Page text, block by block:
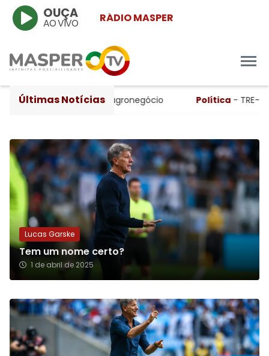
RÁDIO MASPER
OUÇA
AO VIVO
Últimas Notícias
da queda no agronegócio Política - TRE-RS abre
Lucas Garske
Tem um nome certo?
1 de abril de 2025